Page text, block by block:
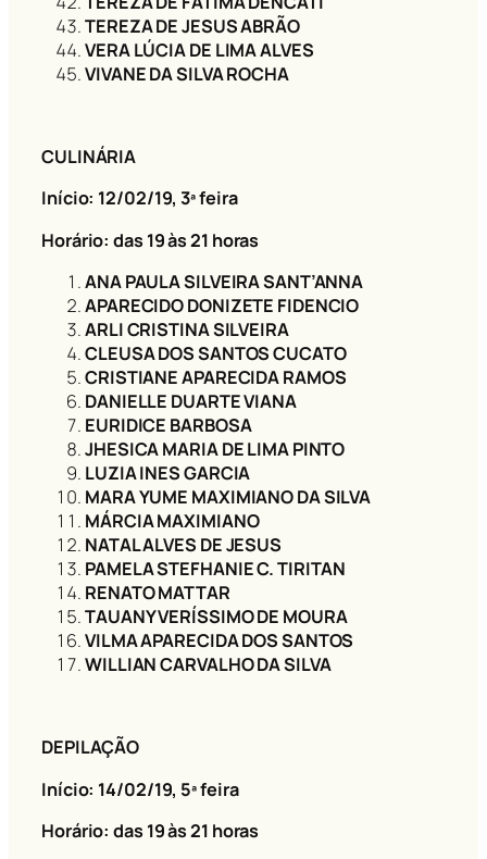
TEREZA DE JESUS ABRÃO
VERA LÚCIA DE LIMA ALVES
VIVANE DA SILVA ROCHA
CULINÁRIA
Início: 12/02/19, 3ª feira
Horário: das 19 às 21 horas
ANA PAULA SILVEIRA SANT’ANNA
APARECIDO DONIZETE FIDENCIO
ARLI CRISTINA SILVEIRA
CLEUSA DOS SANTOS CUCATO
CRISTIANE APARECIDA RAMOS
DANIELLE DUARTE VIANA
EURIDICE BARBOSA
JHESICA MARIA DE LIMA PINTO
LUZIA INES GARCIA
MARA YUME MAXIMIANO DA SILVA
MÁRCIA MAXIMIANO
NATAL ALVES DE JESUS
PAMELA STEFHANIE C. TIRITAN
RENATO MATTAR
TAUANY VERÍSSIMO DE MOURA
VILMA APARECIDA DOS SANTOS
WILLIAN CARVALHO DA SILVA
DEPILAÇÃO
Início: 14/02/19, 5ª feira
Horário: das 19 às 21 horas